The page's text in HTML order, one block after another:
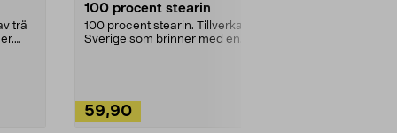
trä
100 procent stearin
100 procent stearin. Tillverkade i
Sverige som brinner med en
59,90